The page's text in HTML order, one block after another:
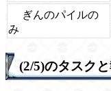
ぎんのパイルの
み
(2/5)のタスク